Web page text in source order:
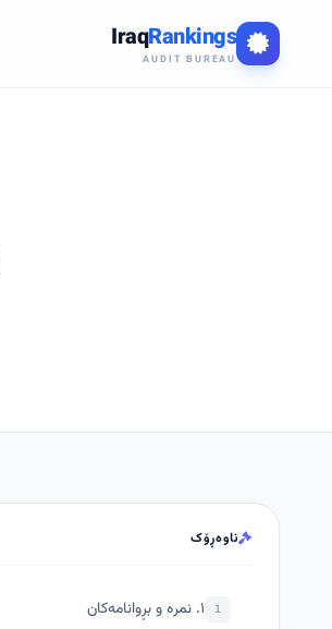
IraqRankings
AUDIT BUREAU
ناوەڕۆک
1 ١. نمرە و بڕوانامەکان